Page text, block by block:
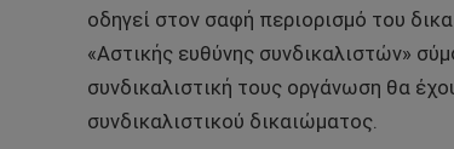
οδηγεί στον σαφή περιορισμό του
«Αστικής ευθύνης συνδικαλιστών»
συνδικαλιστική τους οργάνωση θα
συνδικαλιστικού δικαιώματος.